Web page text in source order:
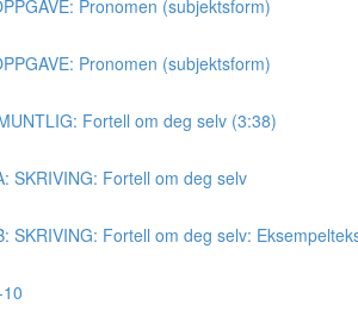
Pronomen (subjektsform)
Pronomen (subjektsform)
Fortell om deg selv (3:38)
SKRIVING: Fortell om deg selv
SKRIVING: Fortell om deg selv: